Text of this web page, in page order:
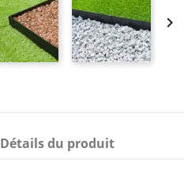

Détails du produit